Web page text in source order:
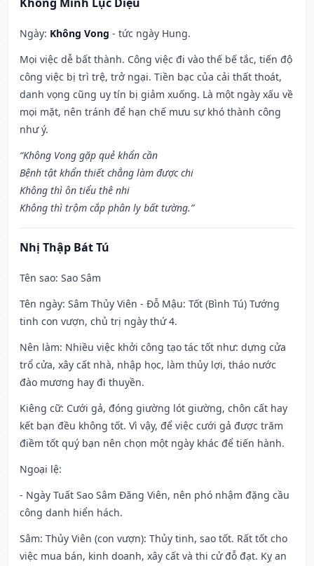
Ngày: Không Vong - tức ngày Hung.
Mọi việc dễ bất thành. Công việc đi vào thế bế tắc, tiến độ
công việc bị trì trệ, trở ngại. Tiền bạc của cải thất thoát,
danh vọng cũng uy tín bị giảm xuống. Là một ngày xấu về
mọi mặt, nên tránh để hạn chế mưu sự khó thành công
như ý.
“Không Vong gặp quẻ khẩn cần
Bệnh tật khẩn thiết chẳng làm được chi
Không thì ôn tiểu thê nhi
Không thì trộm cắp phân ly bất tường.”
Nhị Thập Bát Tú
Tên sao: Sao Sâm
Tên ngày: Sâm Thủy Viên - Đỗ Mậu: Tốt (Bình Tú) Tướng
tinh con vượn, chủ trị ngày thứ 4.
Nên làm: Nhiều việc khởi công tạo tác tốt như: dựng cửa
trổ cửa, xây cất nhà, nhập học, làm thủy lợi, tháo nước
đào mương hay đi thuyền.
Kiêng cữ: Cưới gả, đóng giường lót giường, chôn cất hay
kết bạn đều không tốt. Vì vậy, để việc cưới gả được trăm
điềm tốt quý bạn nên chọn một ngày khác để tiến hành.
Ngoại lệ:
- Ngày Tuất Sao Sâm Đăng Viên, nên phó nhậm đặng cầu
công danh hiển hách.
Sâm: Thủy Viên (con vượn): Thủy tinh, sao tốt. Rất tốt cho
việc mua bán, kinh doanh, xây cất và thi cử đỗ đạt. Kỵ an